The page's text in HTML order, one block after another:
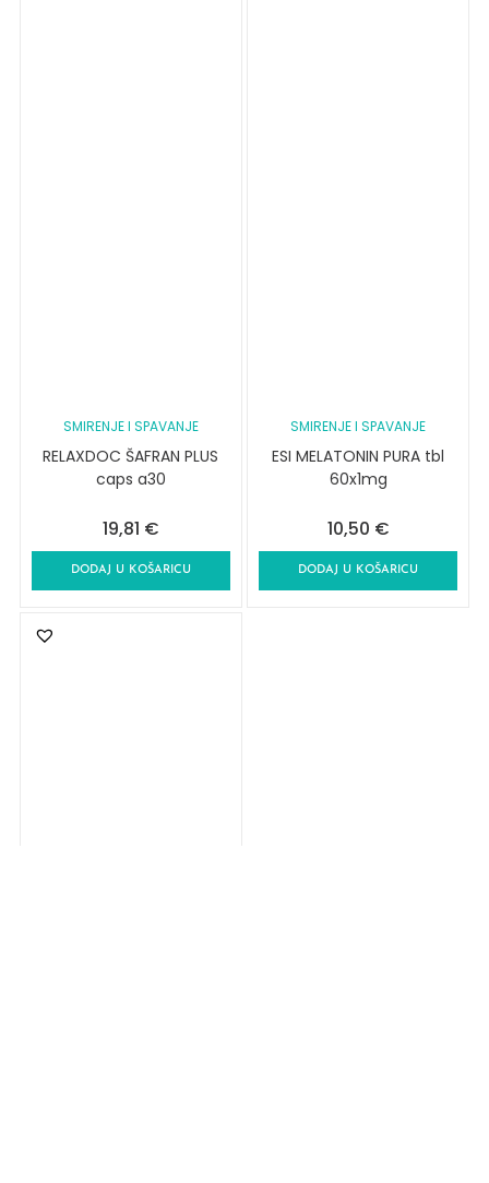
SMIRENJE I SPAVANJE
RELAXDOC ŠAFRAN PLUS
caps a30
19,81 €
DODAJ U KOŠARICU
SMIRENJE I SPAVANJE
ESI MELATONIN PURA tbl
60x1mg
10,50 €
DODAJ U KOŠARICU